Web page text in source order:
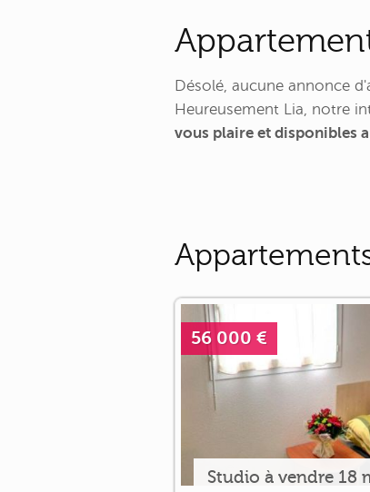
Désolé, aucune annonce
Heureusement Lia, notre
vous plaire et disponibles
56 000 €
Studio à vendre 18